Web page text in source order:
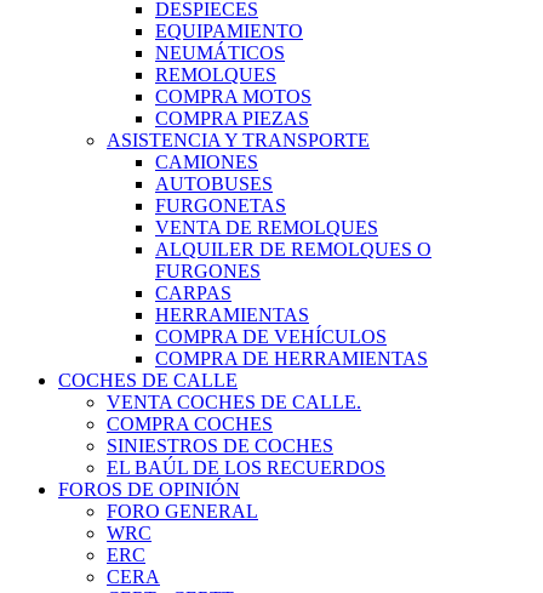
DESPIECES
EQUIPAMIENTO
NEUMÁTICOS
REMOLQUES
COMPRA MOTOS
COMPRA PIEZAS
ASISTENCIA Y TRANSPORTE
CAMIONES
AUTOBUSES
FURGONETAS
VENTA DE REMOLQUES
ALQUILER DE REMOLQUES O
FURGONES
CARPAS
HERRAMIENTAS
COMPRA DE VEHÍCULOS
COMPRA DE HERRAMIENTAS
COCHES DE CALLE
VENTA COCHES DE CALLE.
COMPRA COCHES
SINIESTROS DE COCHES
EL BAÚL DE LOS RECUERDOS
FOROS DE OPINIÓN
FORO GENERAL
WRC
ERC
CERA